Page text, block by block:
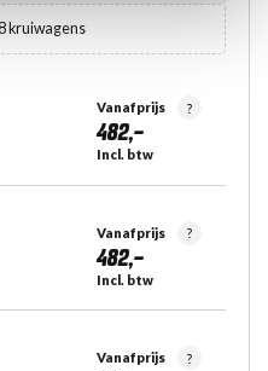
kruiwagens
Vanafprijs ?
482,-
Incl. btw
Vanafprijs ?
482,-
Incl. btw
Vanafprijs ?